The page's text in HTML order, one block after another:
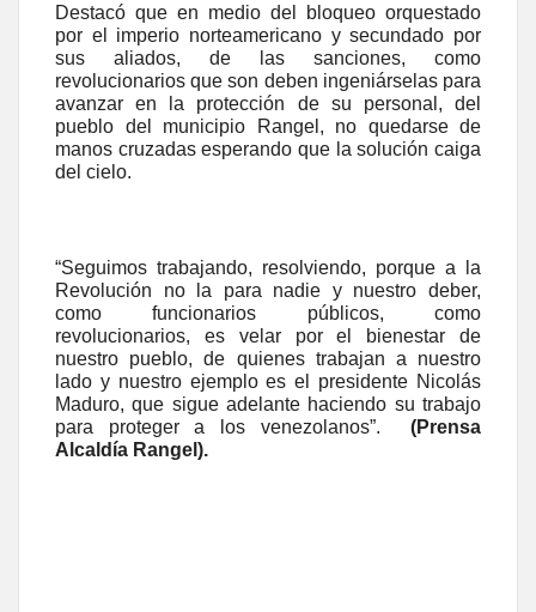
Destacó que en medio del bloqueo orquestado
por el imperio norteamericano y secundado por
sus aliados, de las sanciones, como
revolucionarios que son deben ingeniárselas para
avanzar en la protección de su personal, del
pueblo del municipio Rangel, no quedarse de
manos cruzadas esperando que la solución caiga
del cielo.
“Seguimos trabajando, resolviendo, porque a la
Revolución no la para nadie y nuestro deber,
como funcionarios públicos, como
revolucionarios, es velar por el bienestar de
nuestro pueblo, de quienes trabajan a nuestro
lado y nuestro ejemplo es el presidente Nicolás
Maduro, que sigue adelante haciendo su trabajo
para proteger a los venezolanos”.
(Prensa
Alcaldía Rangel).